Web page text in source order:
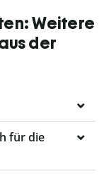
Weitere
der
für die